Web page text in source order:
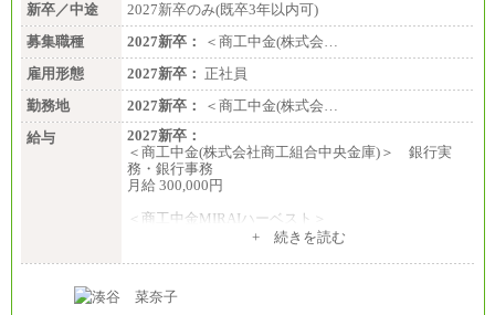
新卒／中途
2027新卒のみ(既卒3年以内可)
募集職種
2027新卒：
＜商工中金(株式会…
雇用形態
2027新卒： 正社員
勤務地
2027新卒：
＜商工中金(株式会…
給与
2027新卒：
＜商工中金(株式会社商工組合中央金庫)＞ 銀行実
務・銀行事務
月給 300,000円
＜商工中金MIRAIハーベスト＞
+ 続きを読む